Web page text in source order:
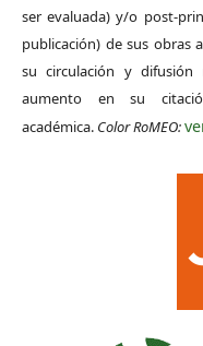
ser evaluada) y/o post-
publicación) de sus obras
su circulación y
aumento en su
académica. Color RoMEO: